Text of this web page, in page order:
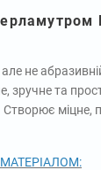
не
зручне та
Створює міцне,